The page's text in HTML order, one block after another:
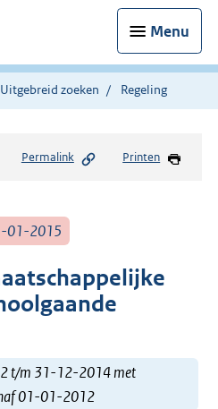
Menu
Uitgebreid zoeken Regeling
Permalink Printen
01-2015
t/m 31-12-2014 met
01-01-2012